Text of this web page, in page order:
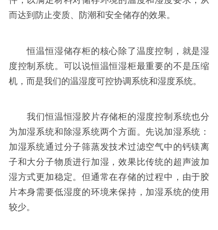
而达到防止变质、防潮和安全储存的效果。
恒温恒湿储存柜的核心除了温度控制，就是湿
度控制系统。可以说恒温恒湿柜最重要的不是压缩
机，而是我们的温湿度可控协调系统和湿度系统。
我们恒温恒湿胶片存储柜的湿度控制系统也分
为加湿系统和除湿系统两个方面。先说加湿系统：
加湿系统通过分子筛蒸发技术过滤空气中的钙镁离
子和大分子物质进行加湿，效果比传统的超声波加
湿方式更加稳定。但通常在存储的过程中，由于胶
片本身需要低湿度的环境来保持，加湿系统的使用
较少。